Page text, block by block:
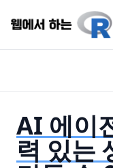
AI 에이
력 있는